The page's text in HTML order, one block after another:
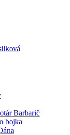
Barbarič
bojka